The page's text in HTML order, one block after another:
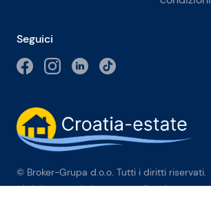
Seguici
© Broker-Grupa d.o.o. Tutti i diritti riservati.
Obala kneza Branimira 1, 21000 Split-Phone: +385